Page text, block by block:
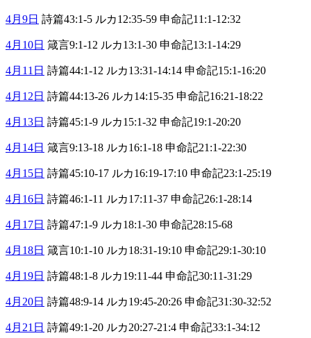
4月9日 詩篇43:1-5 ルカ12:35-59 申命記11:1-12:32
4月10日 箴言9:1-12 ルカ13:1-30 申命記13:1-14:29
4月11日 詩篇44:1-12 ルカ13:31-14:14 申命記15:1-16:20
4月12日 詩篇44:13-26 ルカ14:15-35 申命記16:21-18:22
4月13日 詩篇45:1-9 ルカ15:1-32 申命記19:1-20:20
4月14日 箴言9:13-18 ルカ16:1-18 申命記21:1-22:30
4月15日 詩篇45:10-17 ルカ16:19-17:10 申命記23:1-25:19
4月16日 詩篇46:1-11 ルカ17:11-37 申命記26:1-28:14
4月17日 詩篇47:1-9 ルカ18:1-30 申命記28:15-68
4月18日 箴言10:1-10 ルカ18:31-19:10 申命記29:1-30:10
4月19日 詩篇48:1-8 ルカ19:11-44 申命記30:11-31:29
4月20日 詩篇48:9-14 ルカ19:45-20:26 申命記31:30-32:52
4月21日 詩篇49:1-20 ルカ20:27-21:4 申命記33:1-34:12